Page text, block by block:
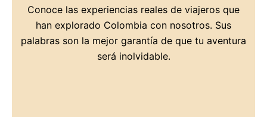
Conoce las experiencias reales de viajeros que
han explorado Colombia con nosotros. Sus
palabras son la mejor garantía de que tu aventura
será inolvidable.